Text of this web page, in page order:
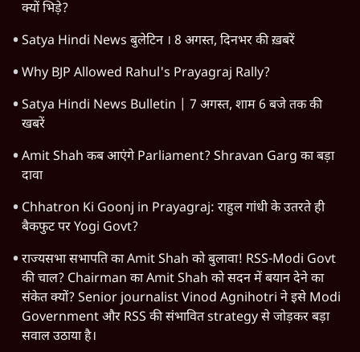
क्यों भिड़े?
Satya Hindi News बुलेटिन । 8 अगस्त, दिनभर की ख़बरें
Why BJP Allowed Rahul's Prayagraj Rally?
Satya Hindi News Bulletin | 7 अगस्त, शाम 6 बजे तक की
खबरें
Amit Shah कब आएंगे Parliament? Shravan Garg का बड़ा
दावा
Chhatron Ki Goonj in Prayagraj: राहुल गांधी के उतरते ही
बैकफुट पर Yogi Govt?
राज्यसभा सभापति का Amit Shah को बुलावा! RSS-Modi Govt
की चाल? Chairman का Amit Shah को सदन में बयान देने का
संकेत क्यों? Senior journalist Vinod Agnihotri ने इसे Modi
Government और RSS की संभावित strategy से जोड़कर बड़ा
सवाल उठाया है।